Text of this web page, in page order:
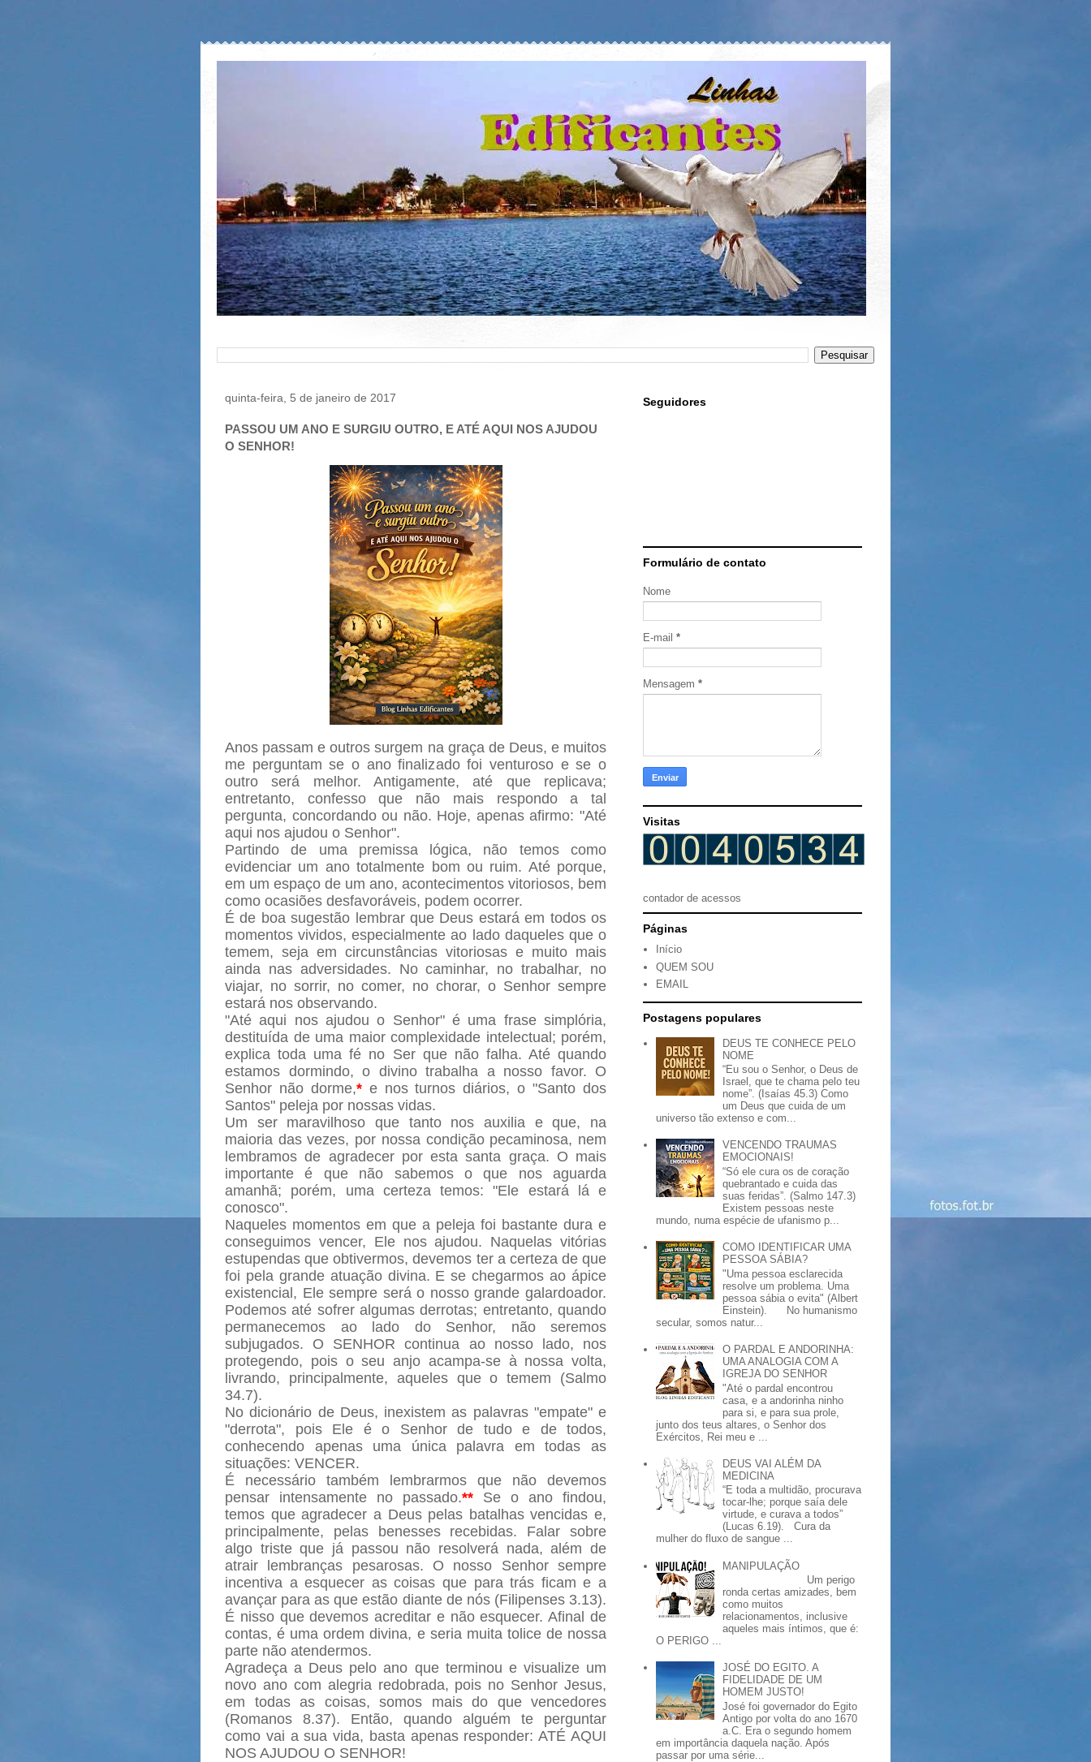
quinta-feira, 5 de janeiro de 2017
PASSOU UM ANO E SURGIU OUTRO, E ATÉ AQUI NOS AJUDOU
O SENHOR!
Anos passam e outros surgem na graça de Deus, e muitos
me perguntam se o ano finalizado foi venturoso e se o
outro será melhor. Antigamente, até que replicava;
entretanto, confesso que não mais respondo a tal
pergunta, concordando ou não. Hoje, apenas afirmo: "Até
aqui nos ajudou o Senhor".
Partindo de uma premissa lógica, não temos como
evidenciar um ano totalmente bom ou ruim. Até porque,
em um espaço de um ano, acontecimentos vitoriosos, bem
como ocasiões desfavoráveis, podem ocorrer.
É de boa sugestão lembrar que Deus estará em todos os
momentos vividos, especialmente ao lado daqueles que o
temem, seja em circunstâncias vitoriosas e muito mais
ainda nas adversidades. No caminhar, no trabalhar, no
viajar, no sorrir, no comer, no chorar, o Senhor sempre
estará nos observando.
"Até aqui nos ajudou o Senhor" é uma frase simplória,
destituída de uma maior complexidade intelectual; porém,
explica toda uma fé no Ser que não falha. Até quando
estamos dormindo, o divino trabalha a nosso favor. O
Senhor não dorme,*e nos turnos diários, o "Santo dos
Santos" peleja por nossas vidas.
Um ser maravilhoso que tanto nos auxilia e que, na
maioria das vezes, por nossa condição pecaminosa, nem
lembramos de agradecer por esta santa graça. O mais
importante é que não sabemos o que nos aguarda
amanhã; porém, uma certeza temos: "Ele estará lá e
conosco".
Naqueles momentos em que a peleja foi bastante dura e
conseguimos vencer, Ele nos ajudou. Naquelas vitórias
estupendas que obtivermos, devemos ter a certeza de que
foi pela grande atuação divina. E se chegarmos ao ápice
existencial, Ele sempre será o nosso grande galardoador.
Podemos até sofrer algumas derrotas; entretanto, quando
permanecemos ao lado do Senhor, não seremos
subjugados. O SENHOR continua ao nosso lado, nos
protegendo, pois o seu anjo acampa-se à nossa volta,
livrando, principalmente, aqueles que o temem (Salmo
34.7).
No dicionário de Deus, inexistem as palavras "empate" e
"derrota", pois Ele é o Senhor de tudo e de todos,
conhecendo apenas uma única palavra em todas as
situações: VENCER.
É necessário também lembrarmos que não devemos
pensar intensamente no passado.** Se o ano findou,
temos que agradecer a Deus pelas batalhas vencidas e,
principalmente, pelas benesses recebidas. Falar sobre
algo triste que já passou não resolverá nada, além de
atrair lembranças pesarosas. O nosso Senhor sempre
incentiva a esquecer as coisas que para trás ficam e a
avançar para as que estão diante de nós (Filipenses 3.13).
É nisso que devemos acreditar e não esquecer. Afinal de
contas, é uma ordem divina, e seria muita tolice de nossa
parte não atendermos.
Agradeça a Deus pelo ano que terminou e visualize um
novo ano com alegria redobrada, pois no Senhor Jesus,
em todas as coisas, somos mais do que vencedores
(Romanos 8.37). Então, quando alguém te perguntar
como vai a sua vida, basta apenas responder: ATÉ AQUI
NOS AJUDOU O SENHOR!
Seguidores
Formulário de contato
Nome
E-mail *
Mensagem *
Visitas
contador de acessos
Páginas
Início
QUEM SOU
EMAIL
Postagens populares
DEUS TE CONHECE PELO
NOME
“Eu sou o Senhor, o Deus de
Israel, que te chama pelo teu
nome”. (Isaías 45.3) Como
um Deus que cuida de um
universo tão extenso e com...
VENCENDO TRAUMAS
EMOCIONAIS!
“Só ele cura os de coração
quebrantado e cuida das
suas feridas”. (Salmo 147.3)
Existem pessoas neste
mundo, numa espécie de ufanismo p...
COMO IDENTIFICAR UMA
PESSOA SÁBIA?
"Uma pessoa esclarecida
resolve um problema. Uma
pessoa sábia o evita" (Albert
Einstein). No humanismo
secular, somos natur...
O PARDAL E ANDORINHA:
UMA ANALOGIA COM A
IGREJA DO SENHOR
"Até o pardal encontrou
casa, e a andorinha ninho
para si, e para sua prole,
junto dos teus altares, o Senhor dos
Exércitos, Rei meu e ...
DEUS VAI ALÉM DA
MEDICINA
“E toda a multidão, procurava
tocar-lhe; porque saía dele
virtude, e curava a todos”
(Lucas 6.19). Cura da
mulher do fluxo de sangue ...
MANIPULAÇÃO
Um perigo
ronda certas amizades, bem
como muitos
relacionamentos, inclusive
aqueles mais íntimos, que é:
O PERIGO ...
JOSÉ DO EGITO. A
FIDELIDADE DE UM
HOMEM JUSTO!
José foi governador do Egito
Antigo por volta do ano 1670
a.C. Era o segundo homem
em importância daquela nação. Após
passar por uma série...